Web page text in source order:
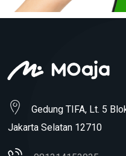
Gedung TIFA, Lt. 5
Jakarta Selatan 12710